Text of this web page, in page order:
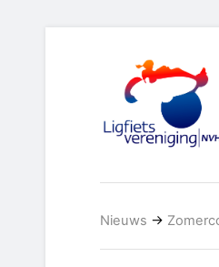
Nieuws →